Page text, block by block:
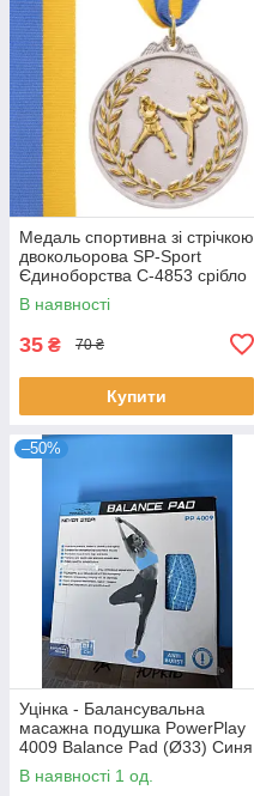
Медаль спортивна зі стрічкою
двокольорова SP-Sport
Єдиноборства C-4853 срібло
В наявності
35 ₴ 70 ₴
Купити
–50%
Уцінка - Балансувальна
масажна подушка PowerPlay
4009 Balance Pad (Ø33) Синя
( без клапана , випускає
повітря якщо ставати))
В наявності 1 од.